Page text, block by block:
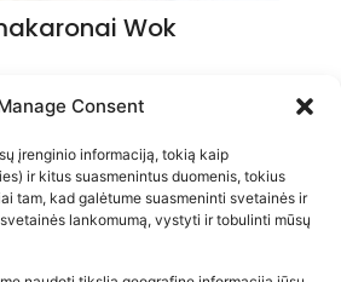
Consent
įrenginio informaciją, tokią kaip
ir kitus suasmenintus duomenis, tokius
tam, kad galėtume suasmeninti svetainės ir
lankomumą, vystyti ir tobulinti mūsų
Wok